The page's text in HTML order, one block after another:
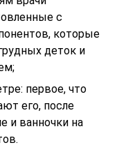
с
которые
деток и
первое, что
его, после
и ванночки на